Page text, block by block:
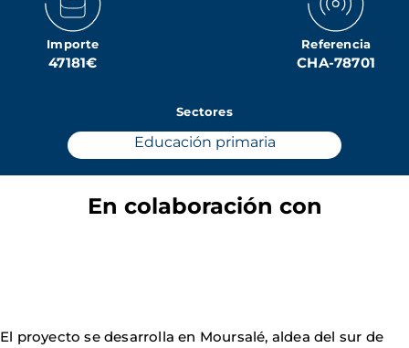
Importe
47181€
Referencia
CHA-78701
Sectores
Educación primaria
En colaboración con
El proyecto se desarrolla en Moursalé, aldea del sur de